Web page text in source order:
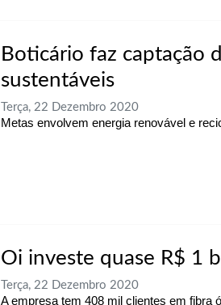
Boticário faz captação
sustentáveis
Terça, 22 Dezembro 2020
Metas envolvem energia renovável e
Oi investe quase R$ 1
Terça, 22 Dezembro 2020
A empresa tem 408 mil clientes em fibra